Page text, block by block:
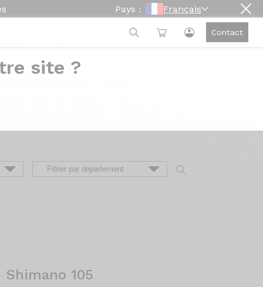
Pays : Français
Contact
site ?
du vélo à sa livraison, en passant
105